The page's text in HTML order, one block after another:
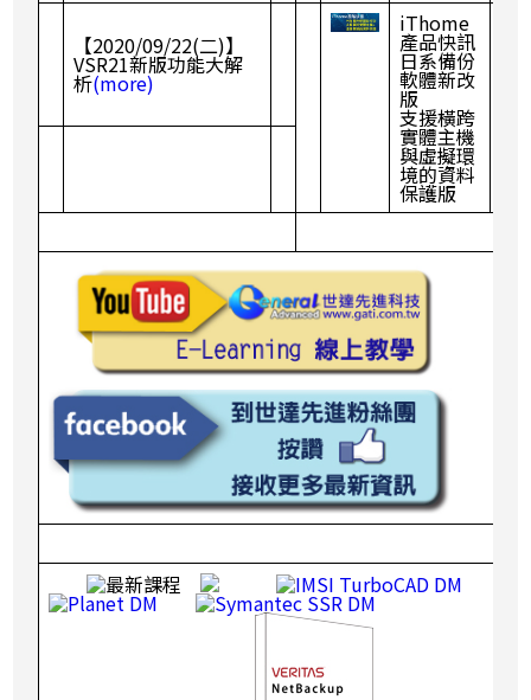
【2020/09/22(二)】
VSR21新版功能大解
析(more)
iThome
產品快訊
日系備份
軟體新改
版
支援橫跨
實體主機
與虛擬環
境的資料
保護版